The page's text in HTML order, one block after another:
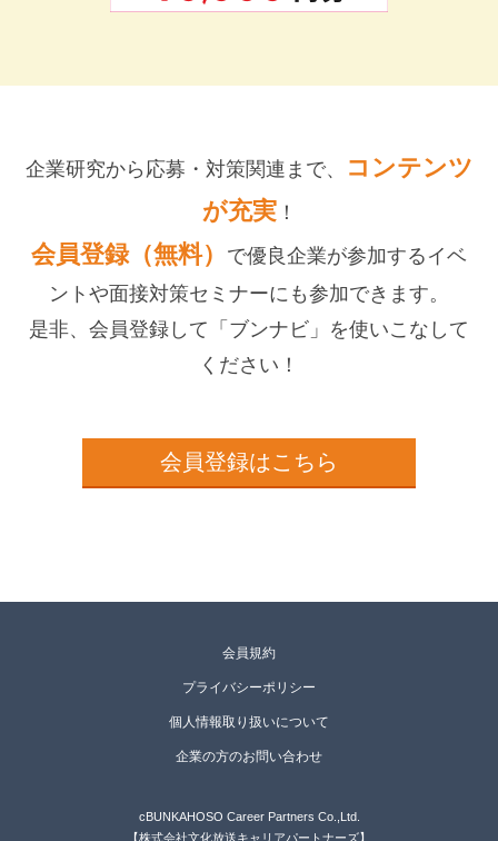
企業研究から応募・対策関連まで、
コンテンツ
が充実！
会員登録（無料）
で優良企業が参加するイベ
ントや面接対策セミナーにも参加できます。
是非、会員登録して「ブンナビ」を使いこなして
ください！
会員登録はこちら
会員規約
プライバシーポリシー
個人情報取り扱いについて
企業の方のお問い合わせ
cBUNKAHOSO Career Partners Co.,Ltd.
【株式会社文化放送キャリアパートナーズ】